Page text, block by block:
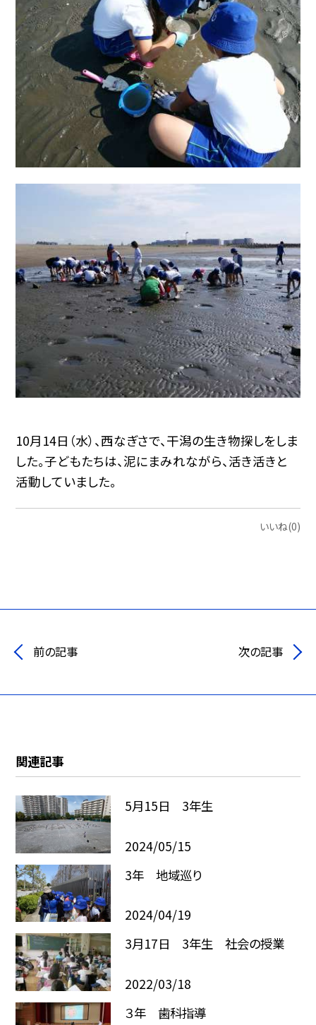
10月14日（水）、西なぎさで、干潟の生き物探しをしま
した。子どもたちは、泥にまみれながら、活き活きと
活動していました。
いいね(0)
前の記事 次の記事
関連記事
5月15日 3年生
2024/05/15
3年 地域巡り
2024/04/19
3月17日 3年生 社会の授業
2022/03/18
３年 歯科指導